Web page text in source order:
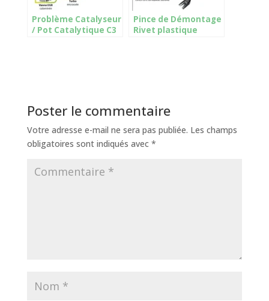
Problème Catalyseur
/ Pot Catalytique C3
Pince de Démontage
Rivet plastique
Poster le commentaire
Votre adresse e-mail ne sera pas publiée. Les champs
obligatoires sont indiqués avec *